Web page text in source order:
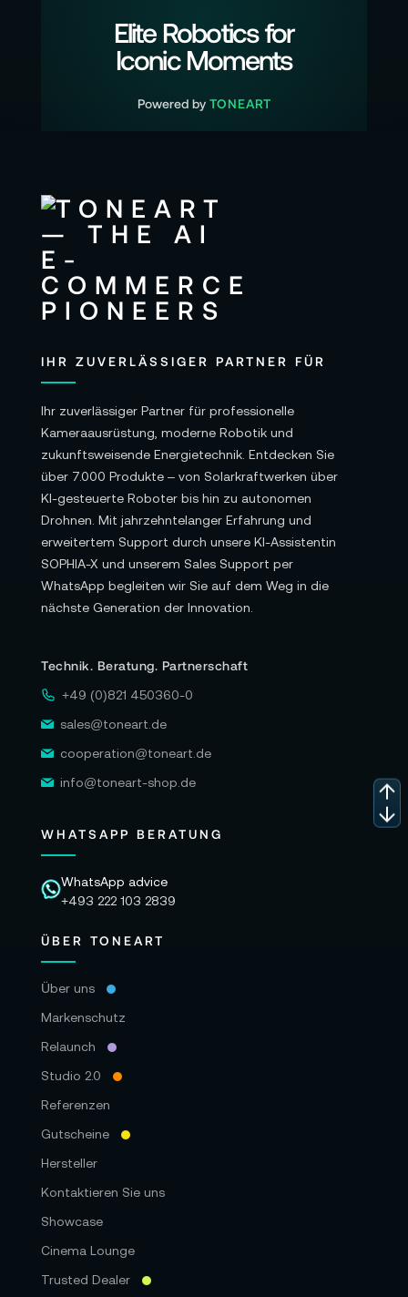
Elite Robotics for
Iconic Moments
Powered by TONEART
IHR ZUVERLÄSSIGER PARTNER FÜR
Ihr zuverlässiger Partner für professionelle
Kameraausrüstung, moderne Robotik und
zukunftsweisende Energietechnik. Entdecken Sie
über 7.000 Produkte – von Solarkraftwerken über
KI-gesteuerte Roboter bis hin zu autonomen
Drohnen. Mit jahrzehntelanger Erfahrung und
erweitertem Support durch unsere KI-Assistentin
SOPHIA-X und unserem Sales Support per
WhatsApp begleiten wir Sie auf dem Weg in die
nächste Generation der Innovation.
Technik. Beratung. Partnerschaft
+49 (0)821 450360-0
sales@toneart.de
cooperation@toneart.de
info@toneart-shop.de
WHATSAPP BERATUNG
WhatsApp advice
+493 222 103 2839
ÜBER TONEART
Über uns
Markenschutz
Relaunch
Studio 2.0
Referenzen
Gutscheine
Hersteller
Kontaktieren Sie uns
Showcase
Cinema Lounge
Trusted Dealer